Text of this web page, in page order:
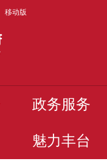
移动版
政务服务
魅力丰台